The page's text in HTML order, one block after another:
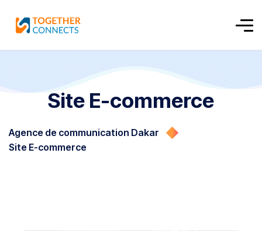
Site E-commerce
Agence de communication Dakar
Site E-commerce